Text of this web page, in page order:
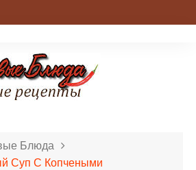
Блюда
Суп С Копчеными